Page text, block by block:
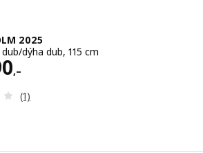
2025
dýha dub, 115 cm
,–
Recenze: 4 z 5 hvězdy. Celkem recenzí:
(1)